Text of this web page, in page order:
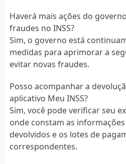
Haverá mais ações do
fraudes no INSS?
Sim, o governo está
medidas para aprimorar a
evitar novas fraudes.
Posso acompanhar a
aplicativo Meu INSS?
Sim, você pode verificar seu
onde constam as
devolvidos e os lotes de
correspondentes.